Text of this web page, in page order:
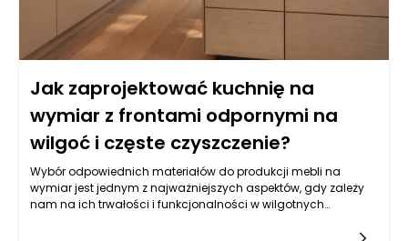
Jak zaprojektować kuchnię na
wymiar z frontami odpornymi na
wilgoć i częste czyszczenie?
Wybór odpowiednich materiałów do produkcji mebli na
wymiar jest jednym z najważniejszych aspektów, gdy zależy
nam na ich trwałości i funkcjonalności w wilgotnych